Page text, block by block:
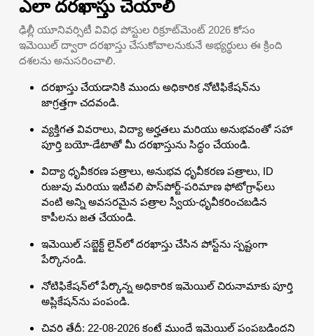
ఎలా దరఖాస్తు చేయాలి
ఢిల్లీ యూనివర్సిటీ వివిధ పోస్టుల రిక్రూట్‌మెంట్ 2026 కోసం
ఇమెయిల్ ద్వారా దరఖాస్తు చేసుకోవాలనుకునే అభ్యర్థులు ఈ క్రింది
దశలను అనుసరించాలి.
దరఖాస్తు చేయడానికి ముందు అధికారిక నోటిఫికేషన్‌ను
జాగ్రత్తగా చదవండి.
వ్యక్తిగత వివరాలు, విద్యా అర్హతలు మరియు అనుభవంతో సహా
పూర్తి బయో-డేటాతో మీ దరఖాస్తును సిద్ధం చేయండి.
విద్యా ధృవీకరణ పత్రాలు, అనుభవ ధృవీకరణ పత్రాలు, ID
రుజువు మరియు ఇటీవలి పాస్‌పోర్ట్-పరిమాణ ఫోటోగ్రాఫ్‌లు
వంటి అన్ని అవసరమైన పత్రాల స్వీయ-ధృవీకరించబడిన
కాపీలను జత చేయండి.
ఇమెయిల్ సబ్జెక్ట్ లైన్‌లో దరఖాస్తు చేసిన పోస్ట్‌ను స్పష్టంగా
పేర్కొనండి.
నోటిఫికేషన్‌లో పేర్కొన్న అధికారిక ఇమెయిల్ చిరునామాకు పూర్తి
అప్లికేషన్‌ను పంపండి.
చివరి తేదీ: 22-08-2026 కంటే ముందే ఇమెయిల్ పంపబడిందని